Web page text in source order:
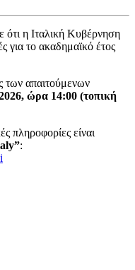
η Ιταλική Κυβέρνηση
για το ακαδημαϊκό έτος
των απαιτούμενων
ώρα 14:00 (τοπική
πληροφορίες είναι
”: